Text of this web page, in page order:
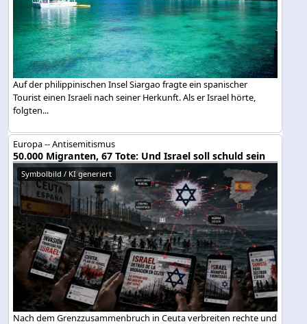
Auf der philippinischen Insel Siargao fragte ein spanischer
Tourist einen Israeli nach seiner Herkunft. Als er Israel hörte,
folgten...
Europa -- Antisemitismus
50.000 Migranten, 67 Tote: Und Israel soll schuld sein
Symbolbild / KI generiert
Nach dem Grenzzusammenbruch in Ceuta verbreiten rechte und